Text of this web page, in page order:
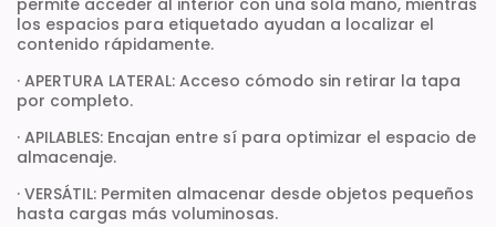
permite acceder al interior con una sola mano, mientras
los espacios para etiquetado ayudan a localizar el
contenido rápidamente.
· APERTURA LATERAL: Acceso cómodo sin retirar la tapa
por completo.
· APILABLES: Encajan entre sí para optimizar el espacio de
almacenaje.
· VERSÁTIL: Permiten almacenar desde objetos pequeños
hasta cargas más voluminosas.